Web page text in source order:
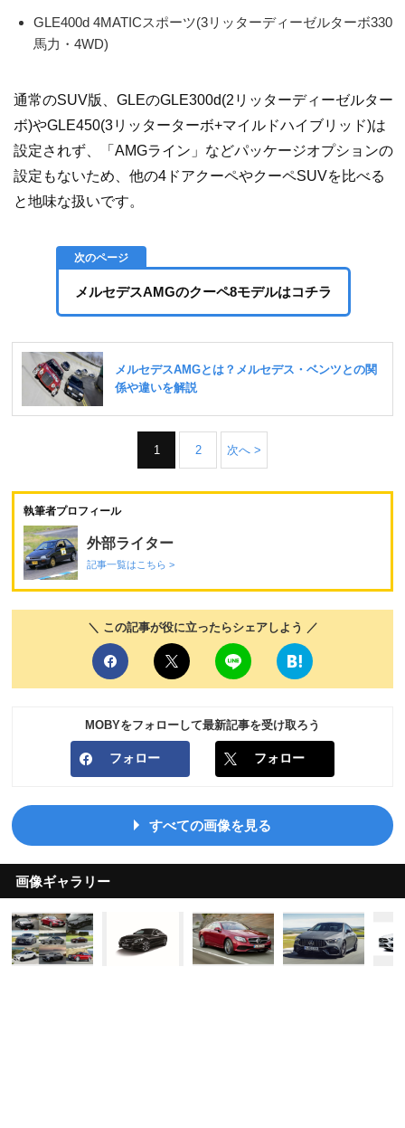
GLE400d 4MATICスポーツ(3リッターディーゼルターボ330
馬力・4WD)
通常のSUV版、GLEのGLE300d(2リッターディーゼルター
ボ)やGLE450(3リッターターボ+マイルドハイブリッド)は
設定されず、「AMGライン」などパッケージオプションの
設定もないため、他の4ドアクーペやクーペSUVを比べる
と地味な扱いです。
メルセデスAMGのクーペ8モデルはコチラ
1 2 次へ >
執筆者プロフィール
外部ライター
記事一覧はこちら >
＼ この記事が役に立ったらシェアしよう ／
MOBYをフォローして最新記事を受け取ろう
フォロー フォロー
すべての画像を見る
画像ギャラリー